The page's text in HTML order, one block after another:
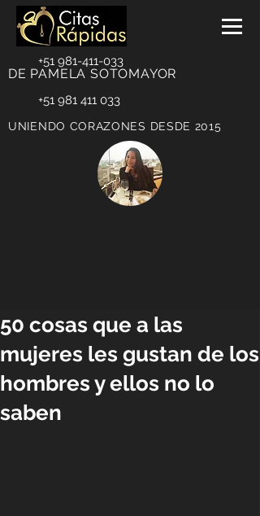
+51 981-411-033
DE PAMELA SOTOMAYOR
+51 981 411 033
UNIENDO CORAZONES DESDE 2015
50 cosas que a las
mujeres les gustan de los
hombres y ellos no lo
saben